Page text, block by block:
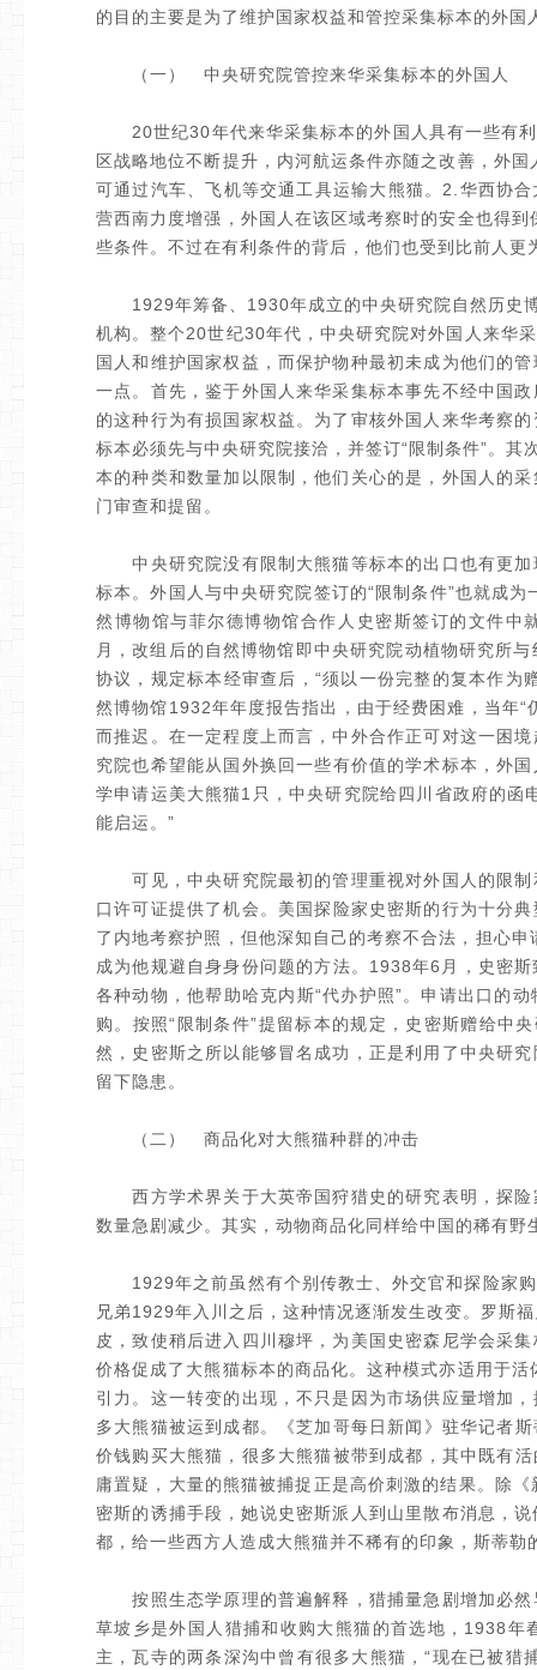
的目的主要是为了维护国家权益和管控采集标本的外
（一） 中央研究院管控来华采集标本的外国人
20世纪30年代来华采集标本的外国人具有一些有利
区战略地位不断提升，内河航运条件亦随之改善，外
可通过汽车、飞机等交通工具运输大熊猫。2.华西协
营西南力度增强，外国人在该区域考察时的安全也得
些条件。不过在有利条件的背后，他们也受到比前人更
1929年筹备、1930年成立的中央研究院自然历史博
机构。整个20世纪30年代，中央研究院对外国人来华
国人和维护国家权益，而保护物种最初未成为他们的
一点。首先，鉴于外国人来华采集标本事先不经中国
的这种行为有损国家权益。为了审核外国人来华考察
标本必须先与中央研究院接洽，并签订“限制条件”。
本的种类和数量加以限制，他们关心的是，外国人的
门审查和提留。
中央研究院没有限制大熊猫等标本的出口也有更加
标本。外国人与中央研究院签订的“限制条件”也就成
然博物馆与菲尔德博物馆合作人史密斯签订的文件中
月，改组后的自然博物馆即中央研究院动植物研究所
协议，规定标本经审查后，“须以一份完整的复本作
然博物馆1932年年度报告指出，由于经费困难，当年
而推迟。在一定程度上而言，中外合作正可对这一困
究院也希望能从国外换回一些有价值的学术标本，外
学申请运美大熊猫1只，中央研究院给四川省政府的
能启运。”
可见，中央研究院最初的管理重视对外国人的限制
口许可证提供了机会。美国探险家史密斯的行为十分
了内地考察护照，但他深知自己的考察不合法，担心
成为他规避自身身份问题的方法。1938年6月，史密
各种动物，他帮助哈克内斯“代办护照”。申请出口的
购。按照“限制条件”提留标本的规定，史密斯赠给中
然，史密斯之所以能够冒名成功，正是利用了中央研
留下隐患。
（二） 商品化对大熊猫种群的冲击
西方学术界关于大英帝国狩猎史的研究表明，探险
数量急剧减少。其实，动物商品化同样给中国的稀有
1929年之前虽然有个别传教士、外交官和探险家购
兄弟1929年入川之后，这种情况逐渐发生改变。罗斯
皮，致使稍后进入四川穆坪，为美国史密森尼学会采
价格促成了大熊猫标本的商品化。这种模式亦适用于
引力。这一转变的出现，不只是因为市场供应量增加
多大熊猫被运到成都。《芝加哥每日新闻》驻华记者
价钱购买大熊猫，很多大熊猫被带到成都，其中既有
庸置疑，大量的熊猫被捕捉正是高价刺激的结果。除
密斯的诱捕手段，她说史密斯派人到山里散布消息，
都，给一些西方人造成大熊猫并不稀有的印象，斯蒂
按照生态学原理的普遍解释，猎捕量急剧增加必然
草坡乡是外国人猎捕和收购大熊猫的首选地，1938
主，瓦寺的两条深沟中曾有很多大熊猫，“现在已被